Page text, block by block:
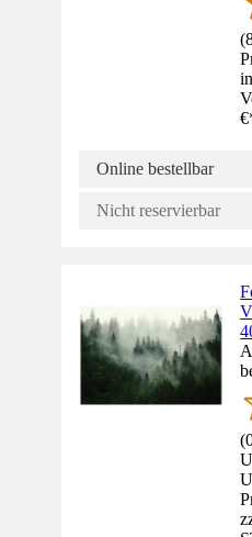
(
€
Online bestellbar
Nicht reservierbar
(